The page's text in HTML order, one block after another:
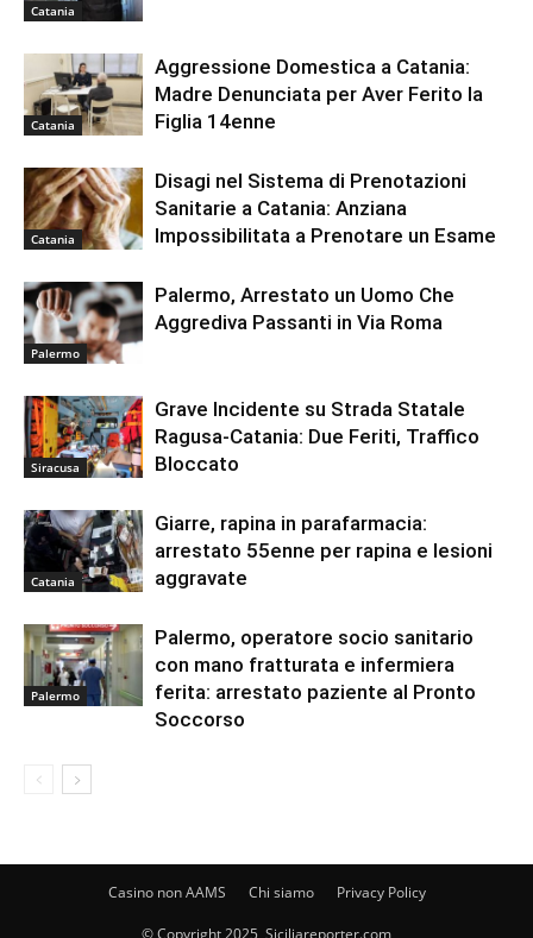
Catania
Catania
Aggressione Domestica a Catania:
Madre Denunciata per Aver Ferito la
Figlia 14enne
Catania
Disagi nel Sistema di Prenotazioni
Sanitarie a Catania: Anziana
Impossibilitata a Prenotare un Esame
Palermo
Palermo, Arrestato un Uomo Che
Aggrediva Passanti in Via Roma
Siracusa
Grave Incidente su Strada Statale
Ragusa-Catania: Due Feriti, Traffico
Bloccato
Catania
Giarre, rapina in parafarmacia:
arrestato 55enne per rapina e lesioni
aggravate
Palermo
Palermo, operatore socio sanitario
con mano fratturata e infermiera
ferita: arrestato paziente al Pronto
Soccorso
Casino non AAMS Chi siamo Privacy Policy
© Copyright 2025, Siciliareporter.com